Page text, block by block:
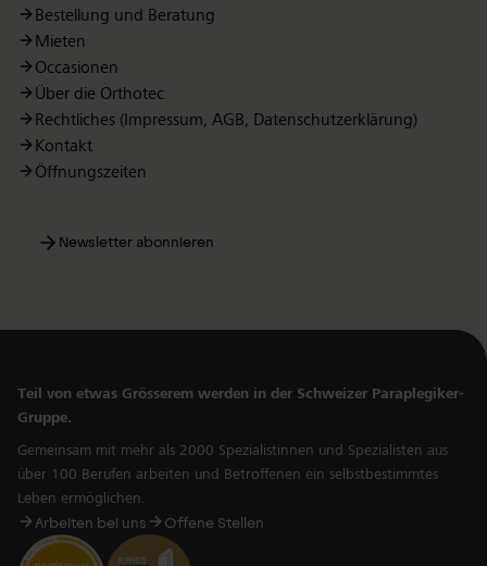
Bestellung und Beratung
Mieten
Occasionen
Über die Orthotec
Rechtliches (Impressum, AGB, Datenschutzerklärung)
Kontakt
Öffnungszeiten
Newsletter abonnieren
Teil von etwas Grösserem werden in der Schweizer Paraplegiker-
Gruppe.
Gemeinsam mit mehr als 2000 Spezialistinnen und Spezialisten aus
über 100 Berufen arbeiten und Betroffenen ein selbstbestimmtes
Leben ermöglichen.
Arbeiten bei uns Offene Stellen